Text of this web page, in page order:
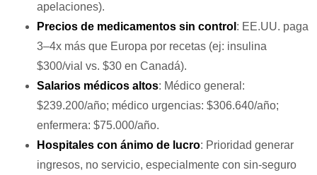
apelaciones).
Precios de medicamentos sin control : EE.UU. paga
3–4x más que Europa por recetas (ej: insulina
$300/vial vs. $30 en Canadá).
Salarios médicos altos: Médico general:
$239.200/año; médico urgencias: $306.640/año;
enfermera: $75.000/año.
Hospitales con ánimo de lucro: Prioridad generar
ingresos, no servicio, especialmente con sin-seguro